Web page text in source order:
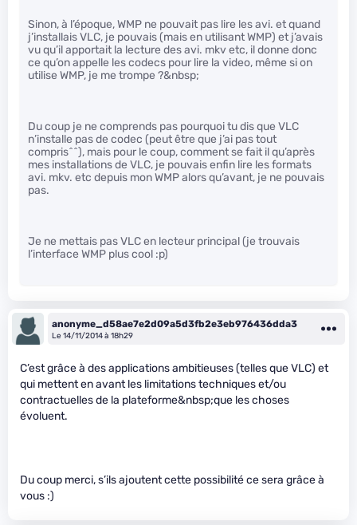
Sinon, à l’époque, WMP ne pouvait pas lire les avi. et quand
j’installais VLC, je pouvais (mais en utilisant WMP) et j’avais
vu qu’il apportait la lecture des avi. mkv etc, il donne donc
ce qu’on appelle les codecs pour lire la video, même si on
utilise WMP, je me trompe ?&nbsp;
Du coup je ne comprends pas pourquoi tu dis que VLC
n’installe pas de codec (peut être que j’ai pas tout
compris^^), mais pour le coup, comment se fait il qu’après
mes installations de VLC, je pouvais enfin lire les formats
avi. mkv. etc depuis mon WMP alors qu’avant, je ne pouvais
pas.
Je ne mettais pas VLC en lecteur principal (je trouvais
l’interface WMP plus cool :p)
anonyme_d58ae7e2d09a5d3fb2e3eb976436dda3
Le 14/11/2014 à 18h29
C’est grâce à des applications ambitieuses (telles que VLC) et
qui mettent en avant les limitations techniques et/ou
contractuelles de la plateforme&nbsp;que les choses
évoluent.
Du coup merci, s’ils ajoutent cette possibilité ce sera grâce à
vous :)